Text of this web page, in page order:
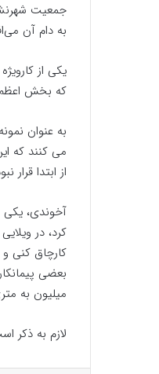
به دام آن
یکی از
که بخش
به عنوان
می کنند که
از ابتدا قرار
آخوندی، یکی
کرد، در
کارچاق کنی
میلیون به متری ۳۰ میلیون تومان
لازم به ذکر